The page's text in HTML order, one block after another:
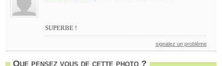
SUPERBE !
signalez un problème
Que pensez vous de cette photo ?